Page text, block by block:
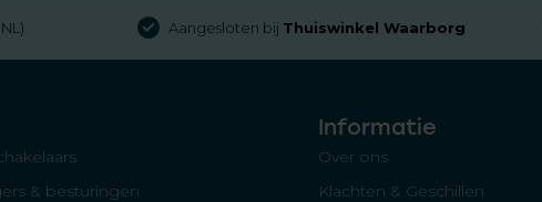
Aangesloten bij Thuiswinkel Waarborg
& besturingen
Informatie
Over ons
Klachten & Geschillen